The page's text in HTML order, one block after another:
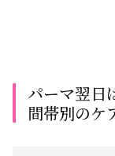
パーマ翌日
間帯別のケ